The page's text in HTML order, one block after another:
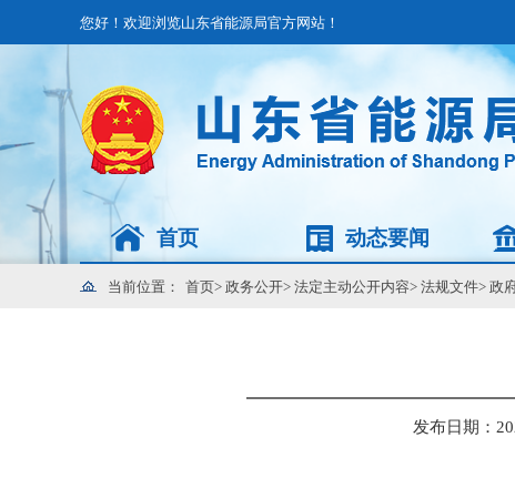
您好！欢迎浏览山东省能源局官方网站！
首页 动态要闻
当前位置： 首页> 政务公开> 法定主动公开内容> 法规文件> 政
发布日期：